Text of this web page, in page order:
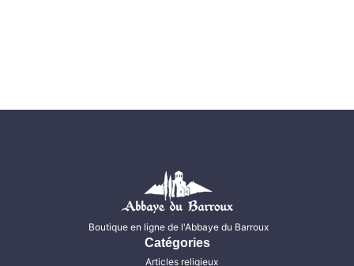
Boutique en ligne de l'Abbaye du Barroux
Catégories
Articles religieux